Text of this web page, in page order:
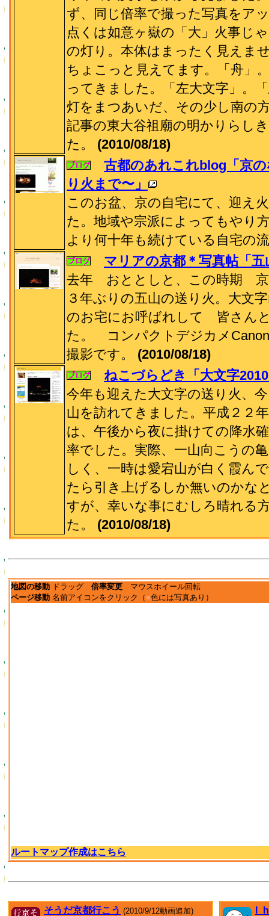
ず、同じ倍率で撮った写真をア
点くは如意ヶ嶽の「大」火事じ
の灯り。本体はまったく見えま
ちょこっと見えてます。「舟」
ってきました。「左大文字」。
灯をまつあいだ、その少し南の
記事の東大谷祖廟の明かりらし
た。 (2010/08/18)
古都のあれこれblog「京
り火まで〜」
このお盆、京の自宅にて、迎え
た。地域や宗派によってもやり
より何十年も続けている自宅の
マリアの京都＊写真帖「
去年 おととしと、この時期 京
３年ぶりの五山の送り火。大文
のお宅にお呼ばれして 皆さん
た。 コンパクトデジカメ
撮影です。 (2010/08/18)
ねこづらどき「大文字
今年も迎えた大文字の送り火、
山を訪れてきました。平成２２
は、午後から夜に掛けての降水
率でした。実際、一山向こうの
しく、一時は愛宕山が白く霞ん
たら引き上げるしか無いのかな
すが、幸いな事にむしろ晴れる
た。 (2010/08/18)
地図の移動 ドラッグ 倍率変更 マウスホイール回転
ページ移動 名前アイコンをクリック（ ■色には写真あり）
ルートマップ作成はこちら
そうだ京都行こう (2010/9/12動画追加)